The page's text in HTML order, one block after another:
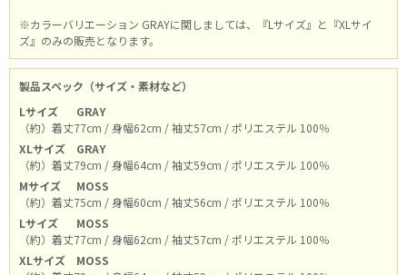
※カラーバリエーション GRAYに関しましては、『Lサイズ』と『XLサイ
ズ』のみの販売となります。
製品スペック（サイズ・素材など）
Lサイズ
GRAY
（約）着丈77cm / 身幅62cm / 袖丈57cm / ポリエステル 100％
XLサイズ
GRAY
（約）着丈79cm / 身幅64cm / 袖丈59cm / ポリエステル 100％
Mサイズ
MOSS
（約）着丈75cm / 身幅60cm / 袖丈56cm / ポリエステル 100％
Lサイズ
MOSS
（約）着丈77cm / 身幅62cm / 袖丈57cm / ポリエステル 100％
XLサイズ
MOSS